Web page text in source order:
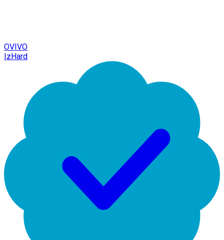
OVIVO
IzHard